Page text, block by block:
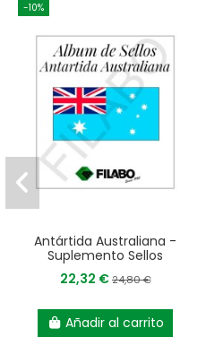
-10%
Antártida Australiana -
Suplemento Sellos
22,32 €24,80 €
Añadir al carrito